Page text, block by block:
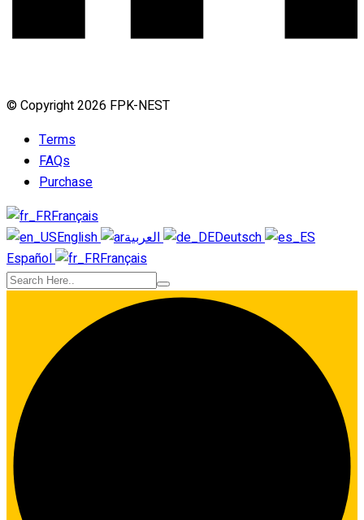
© Copyright 2026 FPK-NEST
Terms
FAQs
Purchase
Français
English
العربية
Deutsch
Español
Français